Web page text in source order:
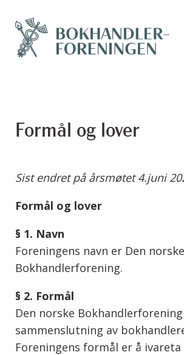
Formål og lover
Sist endret på årsmøtet 4.juni
Formål og lover
§ 1. Navn
Foreningens navn er Den norske
Bokhandlerforening.
§ 2. Formål
Den norske
sammenslutning av
Foreningens formål er å